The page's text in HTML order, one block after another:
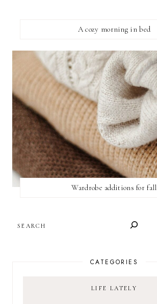
A cozy morning in bed
Wardrobe additions for fall
CATEGORIES
LIFE LATELY